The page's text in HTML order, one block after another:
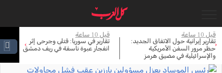
قبل 10 ساعة
تقارير إيرانية حول الاتفاق الجديد:
حظر مرور السفن الأمريكية
والإسرائيلية في مضيق هرمز
قبل 10 ساعة
تقارير في سوريا: قتلى وجرحى إثر
انفجار عبوة ناسفة في ريف دمشق
‹
›
جاري التحميل...